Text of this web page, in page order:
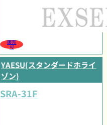
販売
可
YAESU(スタンダードホライ
ゾン)
SRA-31F